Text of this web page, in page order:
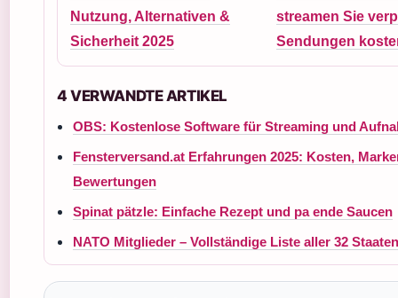
Nutzung, Alternativen &
Sicherheit 2025
streamen Sie
Sendungen
4 VERWANDTE ARTIKEL
OBS: Kostenlose Software für Streaming und
Fensterversand.at Erfahrungen 2025: Kosten,
Bewertungen
Spinat pätzle: Einfache Rezept und pa ende Saucen
NATO Mitglieder – Vollständige Liste aller 32 Staaten